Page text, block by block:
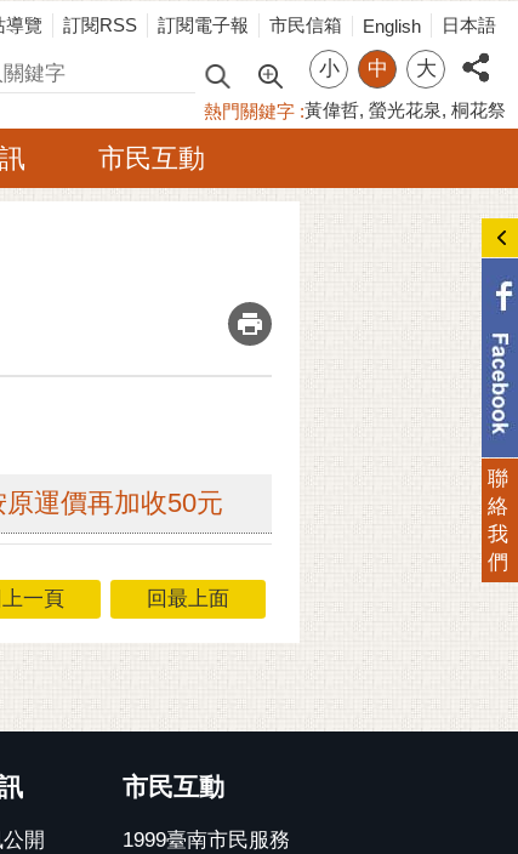
導覽 訂閱RSS 訂閱電子報 市民信箱 English 日本語
小 中 大
熱門關鍵字 黃偉哲 螢光花泉 桐花祭
市民互動
_
運價再加收50元
一頁 回最上面
開
市民互動
1999臺南市民服務
聯
絡
我
們